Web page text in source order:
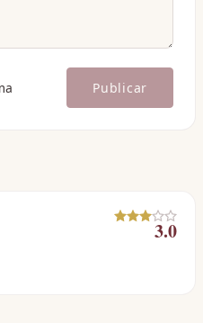
Publicar
3.0